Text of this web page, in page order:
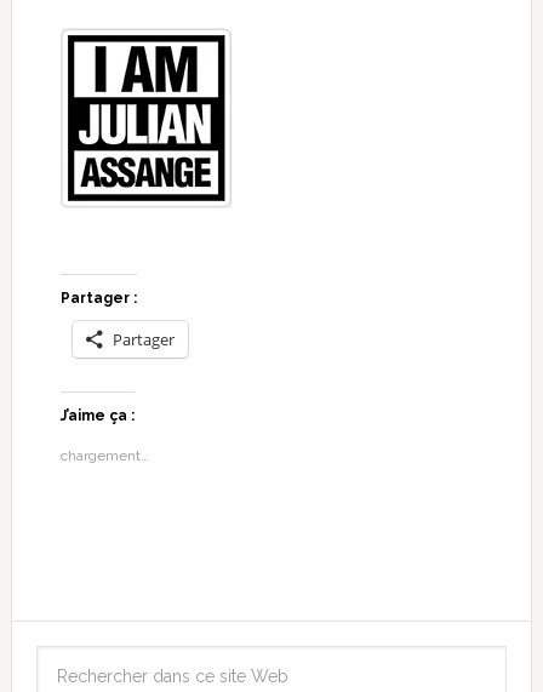
Partager :
Partager
J’aime ça :
chargement…